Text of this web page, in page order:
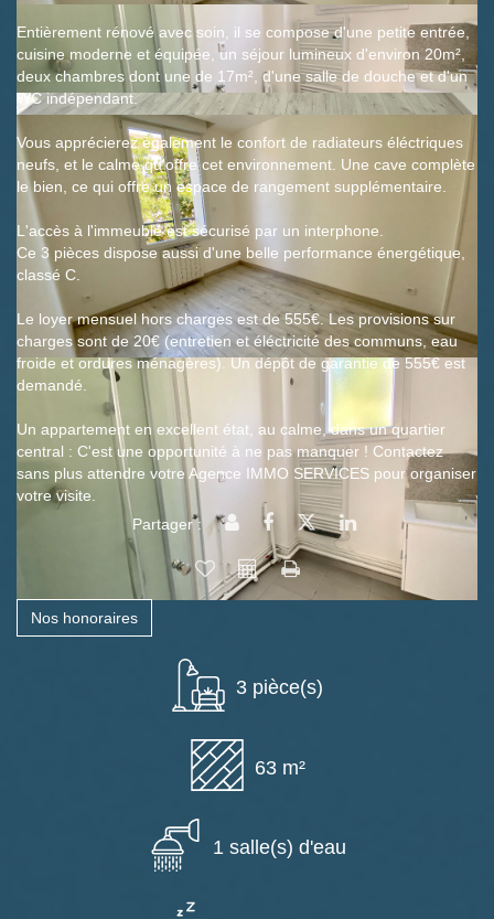
Entièrement rénové avec soin, il se compose d'une petite entrée,
cuisine moderne et équipée, un séjour lumineux d'environ 20m²,
deux chambres dont une de 17m², d'une salle de douche et d'un
WC indépendant.
Vous apprécierez également le confort de radiateurs éléctriques
neufs, et le calme qu'offre cet environnement. Une cave complète
le bien, ce qui offre un espace de rangement supplémentaire.
L'accès à l'immeuble est sécurisé par un interphone.
Ce 3 pièces dispose aussi d'une belle performance énergétique,
classé C.
Le loyer mensuel hors charges est de 555€. Les provisions sur
charges sont de 20€ (entretien et éléctricité des communs, eau
froide et ordures ménagères). Un dépôt de garantie de 555€ est
demandé.
Un appartement en excellent état, au calme, dans un quartier
central : C'est une opportunité à ne pas manquer ! Contactez
sans plus attendre votre Agence IMMO SERVICES pour organiser
votre visite.
Partager :
Nos honoraires
3 pièce(s)
63 m²
1 salle(s) d'eau